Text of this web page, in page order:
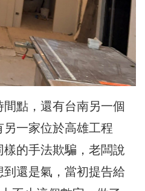
點，還有台南另一個
一家位於高雄工程
的手法欺騙，老闆說
還是氣，當初提告給